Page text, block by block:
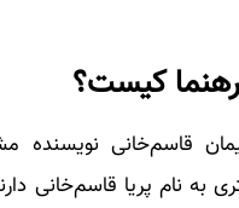
کیست؟
قاسم‌خانی نویسنده
به نام پریا قاسم‌خانی